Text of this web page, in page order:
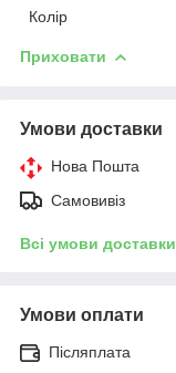
Колір
Приховати
Умови доставки
Нова Пошта
Самовивіз
Всі умови доставки
Умови оплати
Післяплата